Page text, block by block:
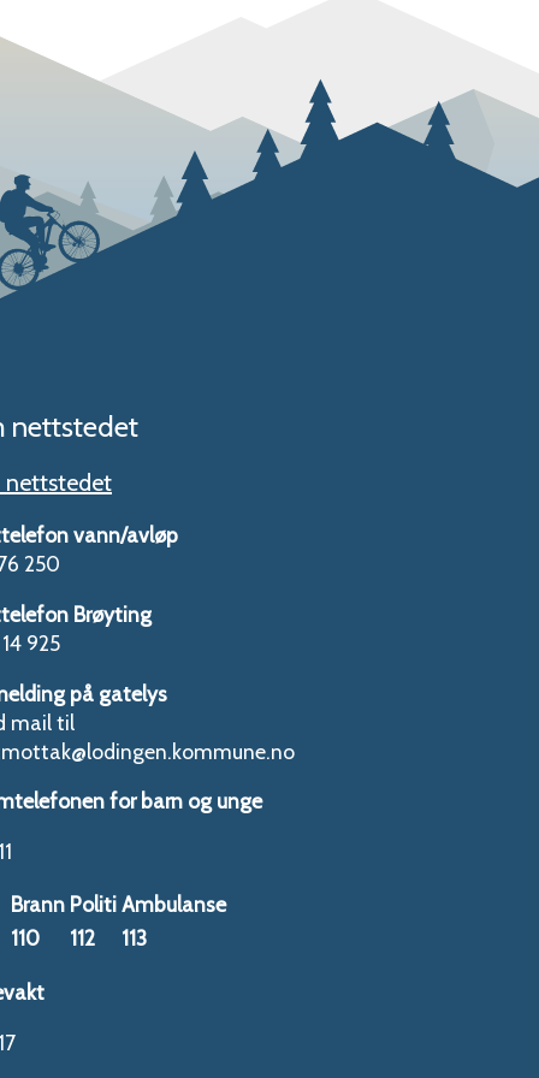
nettstedet
nettstedet
vann/avløp
250
Brøyting
925
på gatelys
mail til
for barn og unge
Brann PolitiAmbulanse
110
112 113